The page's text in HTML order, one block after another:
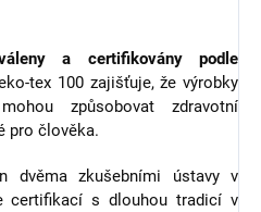
a certifikovány podle
tex 100 zajišťuje, že výrobky
způsobovat zdravotní
pro člověka.
dvěma zkušebními ústavy v
certifikací s dlouhou tradicí v